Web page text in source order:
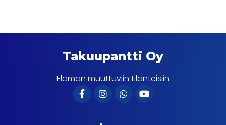
Takuupantti Oy
– Elämän muuttuviin tilanteisiin –